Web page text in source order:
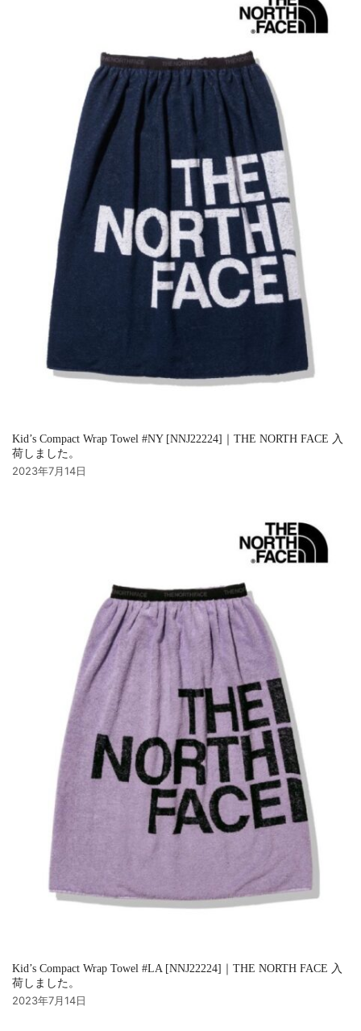
Kid’s Compact Wrap Towel #NY [NNJ22224]｜THE NORTH FACE 入
荷しました。
2023年7月14日
Kid’s Compact Wrap Towel #LA [NNJ22224]｜THE NORTH FACE 入
荷しました。
2023年7月14日